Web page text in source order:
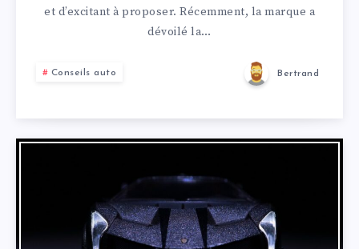
et d’excitant à proposer. Récemment, la marque a
dévoilé la…
Conseils auto Bertrand